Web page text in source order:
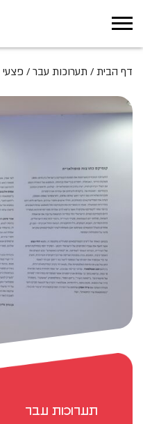
אודות
מה קורה
חינוך
ארכיון
מגזין
צור קשר
דף הבית / תערוכות עבר / פצעי
תערוכות עבר